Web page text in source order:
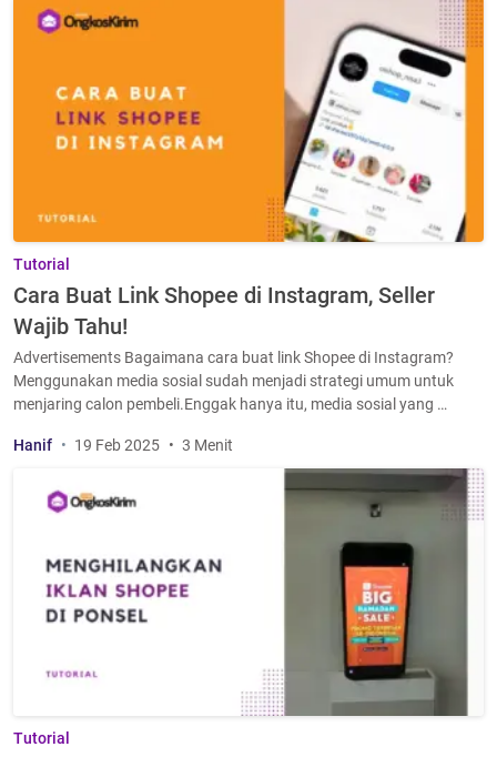
Tutorial
Cara Buat Link Shopee di Instagram, Seller
Wajib Tahu!
Advertisements Bagaimana cara buat link Shopee di Instagram?
Menggunakan media sosial sudah menjadi strategi umum untuk
menjaring calon pembeli.Enggak hanya itu, media sosial yang …
Hanif 19 Feb 2025 3 Menit
Tutorial